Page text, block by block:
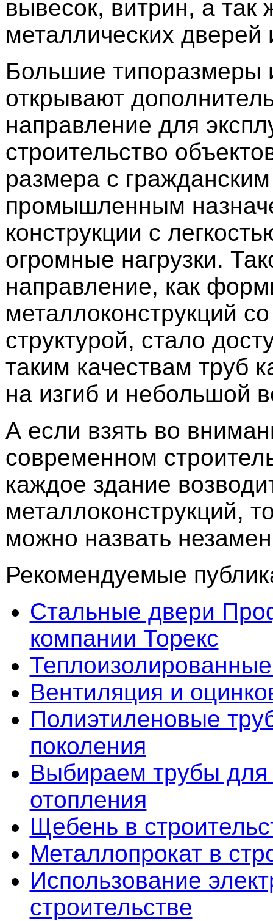
вывесок, витрин, а так
металлических дверей
Большие типоразмеры
открывают
направление для
строительство
размера с
промышленным
конструкции с
огромные нагрузки.
направление, как
металлоконструкций
структурой, стало
таким качествам труб
на изгиб и небольшой
А если взять во
современном
каждое здание
металлоконструкций,
можно назвать
Рекомендуемые
Стальные двери
компании Торекс
Вентиляция и
Полиэтиленовые
поколения
Выбираем трубы для
отопления
Щебень в
Металлопрокат в
Использование
строительстве